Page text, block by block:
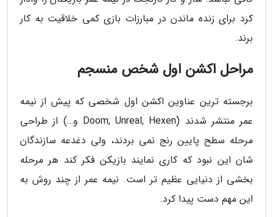
کرد برای زنده ماندن در مبارزات بازی کمی خلاقیت به کار
برند.
مراحل اکشن اول شخص منسجم
برجسته ترین عناوین اکشن اول شخصی که پیش از نیمه
عمر منتشر شدند (Doom, Unreal, Hexen و…) از طراحی
مرحله سطح پایین رنج نمی بردند، ولی دغدعه سازندگان
شان این نبود که کاری نمایند بازیکن فکر کند هر مرحله
بخشی از دنیایی عظیم تر است. نیمه عمر از چند روش به
این مهم دست پیدا کرد.